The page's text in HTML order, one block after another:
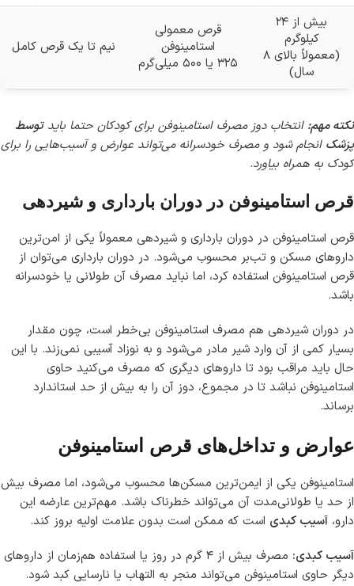
بیش از ۲۴
کیلوگرم
(معمولاً بالای ۸
سال)
قرص معمولی
استامینوفن
۳۲۵ یا ۵۰۰ میلی‌گرم
نیم تا یک قرص کامل
نکته مهم: انتخاب دوز مصرف استامینوفن برای کودکان حتما بایدتوسط
پزشک انجام شود و مصرف خودسرانه می‌تواند عوارض و آسیب‌هایی را برای
کودک به همراه بیاورد.
قرص استامینوفن در دوران بارداری و شیردهی
قرص استامینوفن در دوران بارداری و شیردهی معمولاً یکی از امن‌ترین
داروهای مسکن و تب‌بر محسوب می‌شود. در دوران بارداری می‌توان از
قرص استامینوفن استفاده کرد، اما نباید مصرف آن طولانی یا خودسرانه
باشد.
در دوران شیردهی هم مصرف استامینوفن بی‌خطر است، چون مقدار
بسیار کمی از آن وارد شیر مادر می‌شود و به نوزاد آسیبی نمی‌زند. با این
حال باید مراقب بود تا داروهای دیگری که مصرف می‌کنید حاوی
استامینوفن نباشد تا در مجموع، دوز آن را به بیش از حد استاندارد
برساند.
عوارض و تداخل‌های قرص استامینوفن
استامینوفن یکی از ایمن‌ترین مسکن‌ها محسوب می‌شود، اما مصرف بیش
از حد یا طولانی‌مدت آن می‌تواند خطرناک باشد. مهم‌ترین عارضه این
دارو، آسیب کبدی است که ممکن است بدون علامت اولیه بروز کند.
آسیب کبدی:
مصرف بیش از ۴ گرم در روز یا استفاده هم‌زمان از داروهای
دیگر حاوی استامینوفن می‌تواند منجر به التهاب یا نارسایی کبد شود.